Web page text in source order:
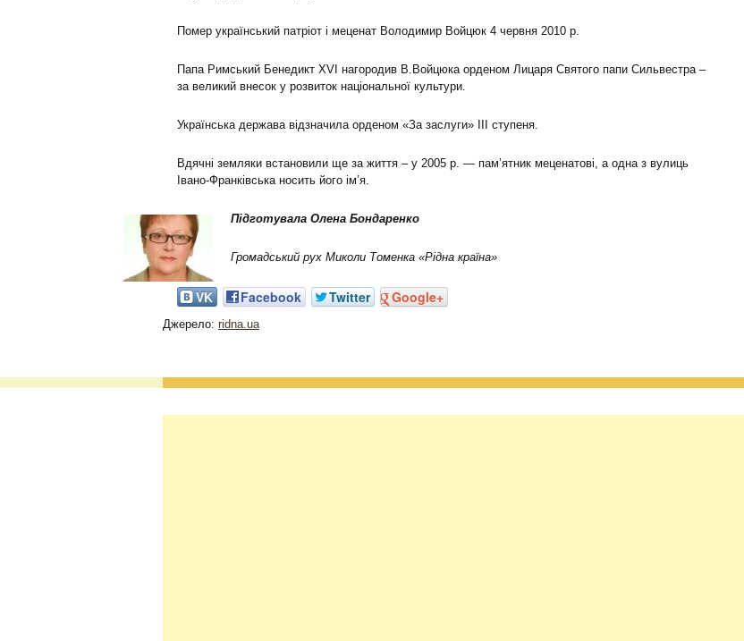
Помер український патріот і меценат Володимир Войцюк 4 червня 2010 р.
Папа Римський Бенедикт XVI нагородив В.Войцюка орденом Лицаря Святого папи Сильвестра –
за великий внесок у розвиток національної культури.
Українська держава відзначила орденом «За заслуги» ІІІ ступеня.
Вдячні земляки встановили ще за життя – у 2005 р. — пам’ятник меценатові, а одна з вулиць
Івано-Франківська носить його ім’я.
Підготувала Олена Бондаренко
Громадський рух Миколи Томенка «Рідна країна»
VK Facebook Twitter Google+
Джерело: ridna.ua